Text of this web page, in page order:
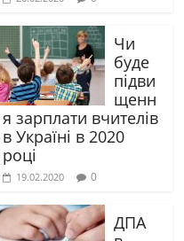
Чи
буде
підви
щенн
я зарплати вчителів
в Україні в 2020
році
19.02.2020 0
ДПА